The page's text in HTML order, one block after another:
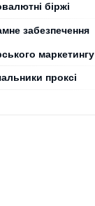
біржі
забезпечення
маркетингу
проксі